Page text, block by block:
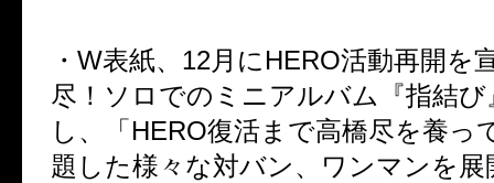
・W表紙、12月にHERO活動再開を
尽！ソロでのミニアルバム『指結
し、「HERO復活まで高橋尽を養っ
題した様々な対バン、ワンマンを展